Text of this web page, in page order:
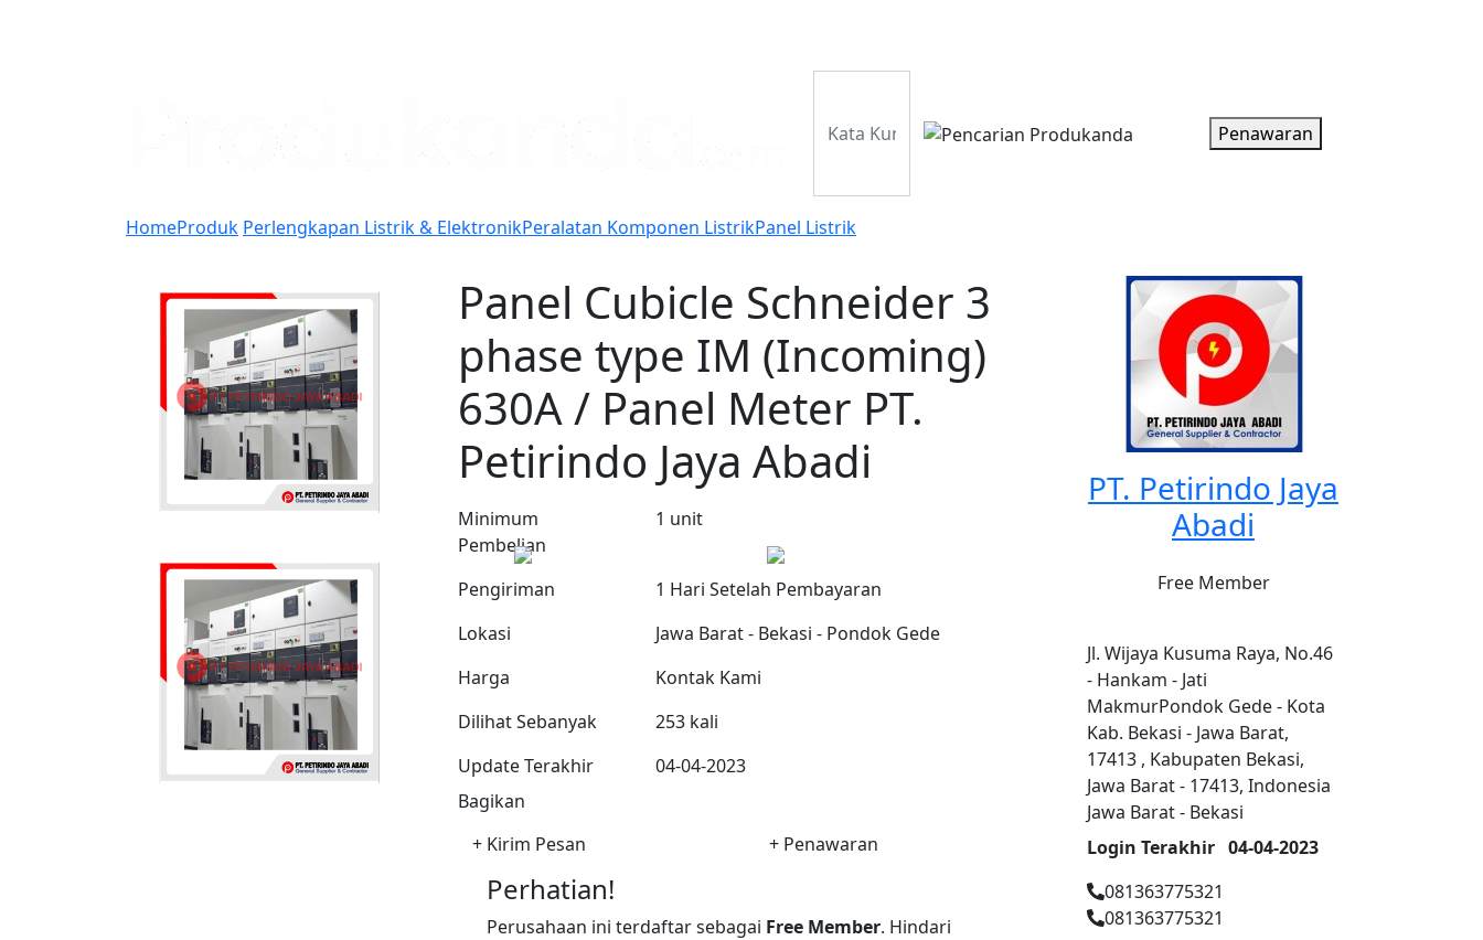
Penawaran
HomeProduk Perlengkapan Listrik & ElektronikPeralatan Komponen ListrikPanel Listrik
Panel Cubicle Schneider 3
phase type IM (Incoming)
630A / Panel Meter PT.
Petirindo Jaya Abadi
Minimum
Pembelian
1 unit
Pengiriman
1 Hari Setelah Pembayaran
Lokasi
Jawa Barat - Bekasi - Pondok Gede
Harga
Kontak Kami
Dilihat Sebanyak
253 kali
Update Terakhir
04-04-2023
Bagikan
+ Kirim Pesan + Penawaran
Perhatian!
Perusahaan ini terdaftar sebagai Free Member. Hindari
PT. Petirindo Jaya
Abadi
Free Member
Jl. Wijaya Kusuma Raya, No.46
- Hankam - Jati
MakmurPondok Gede - Kota
Kab. Bekasi - Jawa Barat,
17413 , Kabupaten Bekasi,
Jawa Barat - 17413, Indonesia
Jawa Barat - Bekasi
Login Terakhir 04-04-2023
081363775321
081363775321